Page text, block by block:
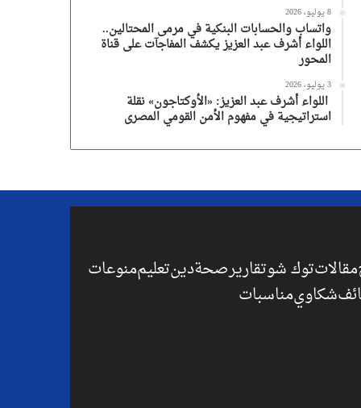
8 يوليو، 2026
واتساب والحسابات البنكية في مرمى المحتالين..
اللواء أشرف عبد العزيز يكشف المفاجآت على قناة
المحور
3 يوليو، 2026
اللواء أشرف عبد العزيز: «الأوكتاجون» نقلة
استراتيجية في مفهوم الأمن القومي المصرى
مقالاتتوك شوتقاريرصحةدينتعليممنوعات
شكاويمناسبات